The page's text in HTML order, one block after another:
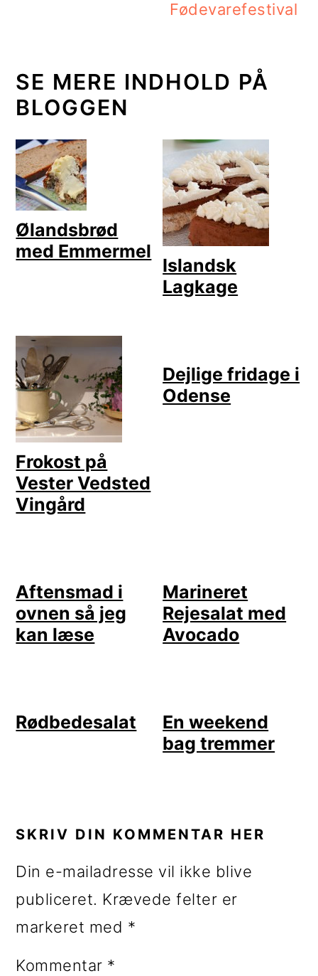
Fødevarefestival
SE MERE INDHOLD PÅ
BLOGGEN
Ølandsbrød
med Emmermel
Islandsk
Lagkage
Frokost på
Vester Vedsted
Vingård
Dejlige fridage i
Odense
Aftensmad i
ovnen så jeg
kan læse
Marineret
Rejesalat med
Avocado
Rødbedesalat
En weekend
bag tremmer
SKRIV DIN KOMMENTAR HER
Din e-mailadresse vil ikke blive
publiceret. Krævede felter er
markeret med *
Kommentar *